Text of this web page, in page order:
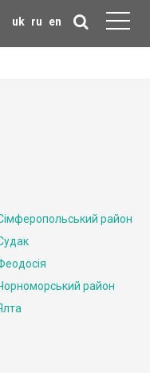
uk ru en
район
район